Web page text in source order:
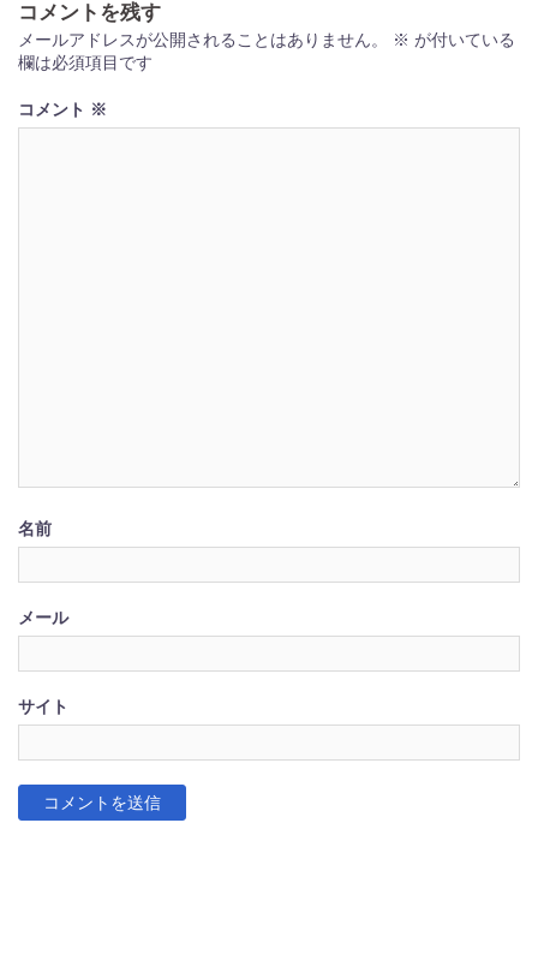
ゲ
ー
シ
ョ
コメントを残す
メールアドレスが公開されることはありません。 ※ が付いている
欄は必須項目です
コメント ※
名前
メール
サイト